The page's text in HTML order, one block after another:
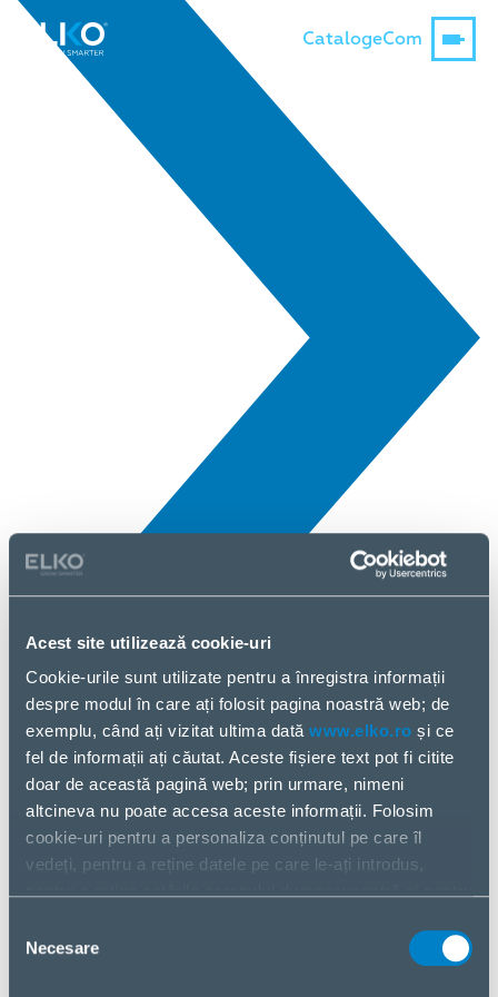
Acest site utilizează cookie-uri
Cookie-urile sunt utilizate pentru a înregistra informații
despre modul în care ați folosit pagina noastră web; de
exemplu, când ați vizitat ultima dată www.elko.ro și ce
fel de informații ați căutat. Aceste fișiere text pot fi citite
doar de această pagină web; prin urmare, nimeni
altcineva nu poate accesa aceste informații. Folosim
cookie-uri pentru a personaliza conținutul pe care îl
vedeți, pentru a reține datele pe care le-ați introdus,
Partajăm informații despre modul în care utilizați pagina
consimțământului
Necesare
CatalogeCom
Toate noutățile
10 Apr, 2025
AMD